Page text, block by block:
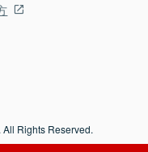
All Rights Reserved.